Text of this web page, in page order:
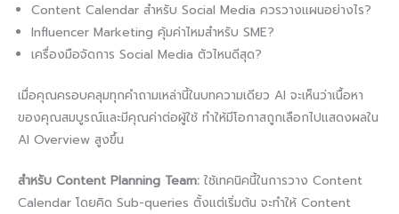
Content Calendar สำหรับ Social Media ควรวางแผนอย่างไร?
Influencer Marketing คุ้มค่าไหมสำหรับ SME?
เครื่องมือจัดการ Social Media ตัวไหนดีสุด?
เมื่อคุณครอบคลุมทุกคำถามเหล่านี้ในบทความเดียว AI จะเห็นว่าเนื้อหา
ของคุณสมบูรณ์และมีคุณค่าต่อผู้ใช้ ทำให้มีโอกาสถูกเลือกไปแสดงผลใน
AI Overview สูงขึ้น
สำหรับ Content Planning Team: ใช้เทคนิคนี้ในการวาง Content
Calendar โดยคิด Sub-queries ตั้งแต่เริ่มต้น จะทำให้ Content